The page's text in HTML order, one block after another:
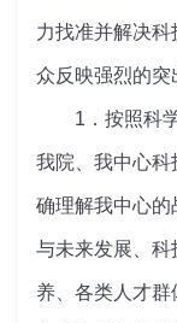
力找准并解决
众反映强烈的突
1．按照科学
我院、我中心科
确理解我中心的
与未来发展、
养、各类人才